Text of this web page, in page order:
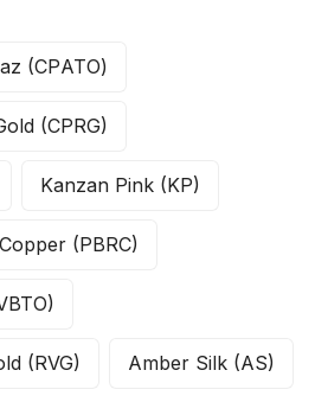
(CPАТО)
(CPRG)
Kanzan Pink (KP)
(PBRC)
(RVG) Amber Silk (AS)